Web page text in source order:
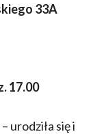
33A
17.00
urodziła się i